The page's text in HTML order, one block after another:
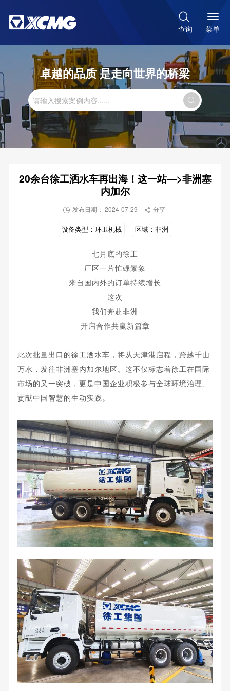

查询 菜单
卓越的品质 是走向世界的桥梁

20余台徐工洒水车再出海！这一站—>非洲塞
内加尔
 发布日期： 2024-07-29  分享
设备类型： 环卫机械 区域： 非洲
七月底的徐工
厂区一片忙碌景象
来自国内外的订单持续增长
这次
我们奔赴非洲
开启合作共赢新篇章
此次批量出口的徐工洒水车，将从天津港启程，跨越千山
万水，发往非洲塞内加尔地 区。这不仅标志着徐工在国际
市场的又一突破，更是中国企业积极参与全球环境治理、
贡献中国智慧的生动实践。